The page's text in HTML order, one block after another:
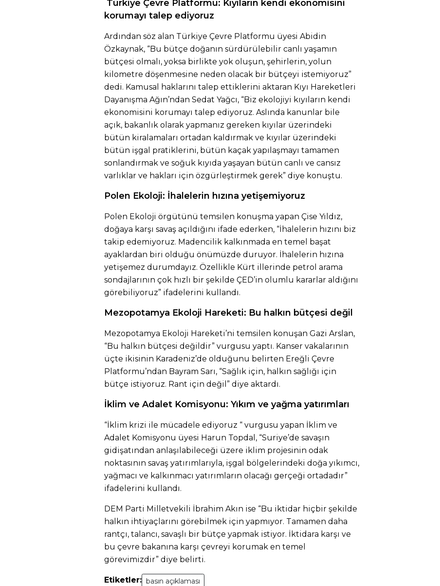
Türkiye Çevre Platformu: Kıyıların kendi ekonomisini
korumayı talep ediyoruz
Ardından söz alan Türkiye Çevre Platformu üyesi Abidin
Özkaynak, “Bu bütçe doğanın sürdürülebilir canlı yaşamın
bütçesi olmalı, yoksa birlikte yok oluşun, şehirlerin, yolun
kilometre döşenmesine neden olacak bir bütçeyi istemiyoruz”
dedi. Kamusal haklarını talep ettiklerini aktaran Kıyı Hareketleri
Dayanışma Ağın’ndan Sedat Yağcı, “Biz ekolojiyi kıyıların kendi
ekonomisini korumayı talep ediyoruz. Aslında kanunlar bile
açık, bakanlık olarak yapmanız gereken kıyılar üzerindeki
bütün kiralamaları ortadan kaldırmak ve kıyılar üzerindeki
bütün işgal pratiklerini, bütün kaçak yapılaşmayı tamamen
sonlandırmak ve soğuk kıyıda yaşayan bütün canlı ve cansız
varlıklar ve hakları için özgürleştirmek gerek” diye konuştu.
Polen Ekoloji: İhalelerin hızına yetişemiyoruz
Polen Ekoloji örgütünü temsilen konuşma yapan Çise Yıldız,
doğaya karşı savaş açıldığını ifade ederken, “İhalelerin hızını biz
takip edemiyoruz. Madencilik kalkınmada en temel başat
ayaklardan biri olduğu önümüzde duruyor. İhalelerin hızına
yetişemez durumdayız. Özellikle Kürt illerinde petrol arama
sondajlarının çok hızlı bir şekilde ÇED’in olumlu kararlar aldığını
görebiliyoruz” ifadelerini kullandı.
Mezopotamya Ekoloji Hareketi: Bu halkın bütçesi değil
Mezopotamya Ekoloji Hareketi’ni temsilen konuşan Gazi Arslan,
“Bu halkın bütçesi değildir” vurgusu yaptı. Kanser vakalarının
üçte ikisinin Karadeniz’de olduğunu belirten Ereğli Çevre
Platformu’ndan Bayram Sarı, “Sağlık için, halkın sağlığı için
bütçe istiyoruz. Rant için değil” diye aktardı.
İklim ve Adalet Komisyonu: Yıkım ve yağma yatırımları
“İklim krizi ile mücadele ediyoruz “ vurgusu yapan İklim ve
Adalet Komisyonu üyesi Harun Topdal, “Suriye’de savaşın
gidişatından anlaşılabileceği üzere iklim projesinin odak
noktasının savaş yatırımlarıyla, işgal bölgelerindeki doğa yıkımcı,
yağmacı ve kalkınmacı yatırımların olacağı gerçeği ortadadır”
ifadelerini kullandı.
DEM Parti Milletvekili İbrahim Akın ise “Bu iktidar hiçbir şekilde
halkın ihtiyaçlarını görebilmek için yapmıyor. Tamamen daha
rantçı, talancı, savaşlı bir bütçe yapmak istiyor. İktidara karşı ve
bu çevre bakanına karşı çevreyi korumak en temel
görevimizdir” diye belirti.
Etiketler: basın açıklaması